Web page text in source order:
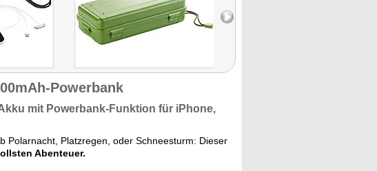
Powerbank
mit Powerbank-Funktion für iPhone,
Polarnacht, Platzregen, oder Schneesturm: Dieser
Abenteuer.